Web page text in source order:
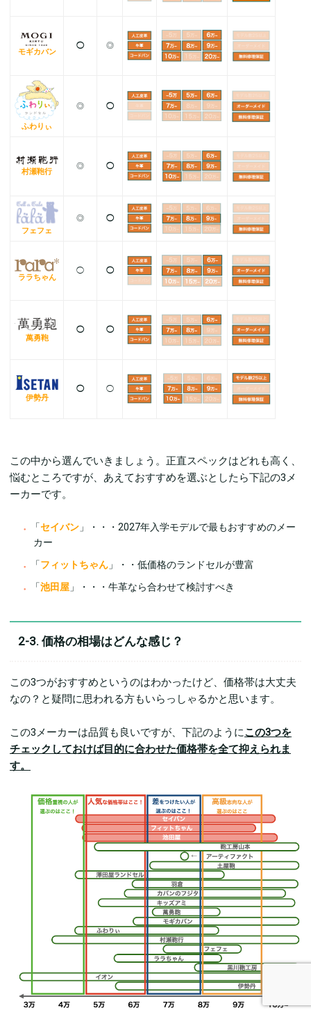
モギカバン
◯ ◎
ふわりぃ
◎ ◯
村瀬鞄行
◎ ◯
フェフェ
◎ ◯
ララちゃん
◯ ◯
萬勇鞄
◯ ◯
伊勢丹
◯ ◯
この中から選んでいきましょう。正直スペックはどれも高く、
悩むところですが、あえておすすめを選ぶとしたら下記の3メ
ーカーです。
「セイバン 」・・・2027年入学モデルで最もおすすめのメー
カー
「フィットちゃん 」・・低価格のランドセルが豊富
「池田屋 」・・・牛革なら合わせて検討すべき
2-3. 価格の相場はどんな感じ？
この3つがおすすめというのはわかったけど、価格帯は大丈夫
なの？と疑問に思われる方もいらっしゃるかと思います。
この3メーカーは品質も良いですが、下記のようにこの3つを
チェックしておけば目的に合わせた価格帯を全て抑えられま
す。